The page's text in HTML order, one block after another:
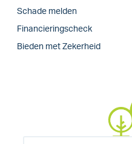
Schade melden
Financieringscheck
Bieden met Zekerheid